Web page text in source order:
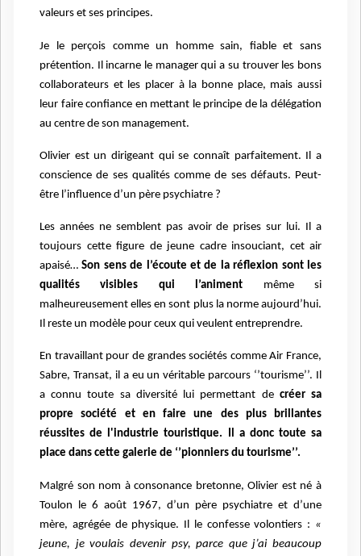
valeurs et ses principes.
Je le perçois comme un homme sain, fiable et sans
prétention. Il incarne le manager qui a su trouver les bons
collaborateurs et les placer à la bonne place, mais aussi
leur faire confiance en mettant le principe de la délégation
au centre de son management.
Olivier est un dirigeant qui se connaît parfaitement. Il a
conscience de ses qualités comme de ses défauts. Peut-
être l’influence d’un père psychiatre ?
Les années ne semblent pas avoir de prises sur lui. Il a
toujours cette figure de jeune cadre insouciant, cet air
apaisé…Son sens de l’écoute et de la réflexion sont les
qualités visibles qui l’animent même si
malheureusement elles en sont plus la norme aujourd’hui.
Il reste un modèle pour ceux qui veulent entreprendre.
En travaillant pour de grandes sociétés comme Air France,
Sabre, Transat, il a eu un véritable parcours ‘’tourisme’’. Il
a connu toute sa diversité lui permettant de créer sa
propre société et en faire une des plus brillantes
réussites de l'industrie touristique. Il a donc toute sa
place dans cette galerie de ‘’pionniers du tourisme’’.
Malgré son nom à consonance bretonne, Olivier est né à
Toulon le 6 août 1967, d’un père psychiatre et d’une
mère, agrégée de physique. Il le confesse volontiers : «
jeune, je voulais devenir psy, parce que j’ai beaucoup